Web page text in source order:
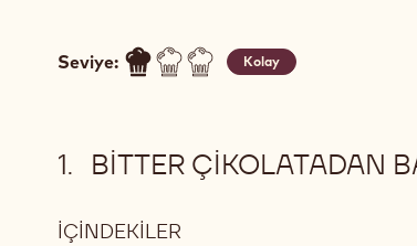
Seviye: Kolay
BITTER ÇIKOLATADAN
İÇINDEKILER